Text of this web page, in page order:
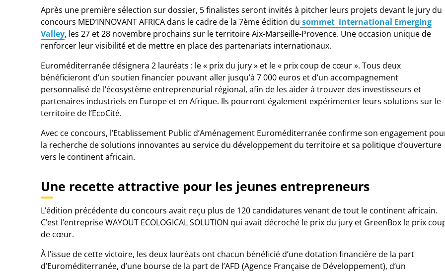
Après une première sélection sur dossier, 5 finalistes seront invités à pitcher leurs projets devant le jury du
concours MED’INNOVANT AFRICA dans le cadre de la 7ème édition du sommet international Emerging
Valley, les 27 et 28 novembre prochains sur le territoire Aix-Marseille-Provence. Une occasion unique de
renforcer leur visibilité et de mettre en place des partenariats internationaux.
Euroméditerranée désignera 2 lauréats : le « prix du jury » et le « prix coup de cœur ». Tous deux
bénéficieront d’un soutien financier pouvant aller jusqu’à 7 000 euros et d’un accompagnement
personnalisé de l’écosystème entrepreneurial régional, afin de les aider à trouver des investisseurs et
partenaires industriels en Europe et en Afrique. Ils pourront également expérimenter leurs solutions sur le
territoire de l’EcoCité.
Avec ce concours, l’Etablissement Public d’Aménagement Euroméditerranée confirme son engagement
la recherche de solutions innovantes au service du développement du territoire et sa politique d’ouverture
vers le continent africain.
Une recette attractive pour les jeunes entrepreneurs
L’édition précédente du concours avait reçu plus de 120 candidatures venant de tout le continent africain.
C’est l’entreprise WAYOUT ECOLOGICAL SOLUTION qui avait décroché le prix du jury et GreenBox le prix
de cœur.
À l’issue de cette victoire, les deux lauréats ont chacun bénéficié d’une dotation financière de la part
d’Euroméditerranée, d’une bourse de la part de l’AFD (Agence Française de Développement), d’un